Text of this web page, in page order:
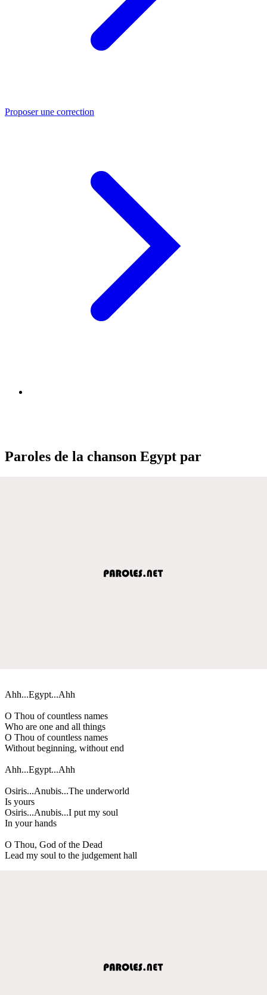
Proposer une correction
Paroles de la chanson Egypt par
Ahh...Egypt...Ahh
O Thou of countless names
Who are one and all things
O Thou of countless names
Without beginning, without end
Ahh...Egypt...Ahh
Osiris...Anubis...The underworld
Is yours
Osiris...Anubis...I put my soul
In your hands
O Thou, God of the Dead
Lead my soul to the judgement hall